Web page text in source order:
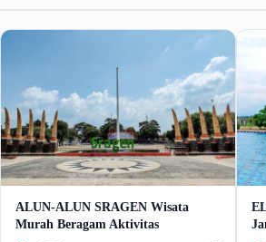
ALUN-ALUN SRAGEN Wisata
Murah Beragam Aktivitas